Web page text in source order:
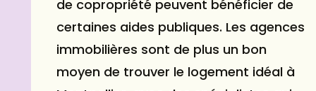
de copropriété peuvent bénéficier de
certaines aides publiques. Les agences
immobilières sont de plus un bon
moyen de trouver le logement idéal à